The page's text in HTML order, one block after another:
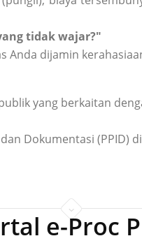
tidak wajar?"
Anda dijamin
yang berkaitan
Dokumentasi (PPID)
e-Proc